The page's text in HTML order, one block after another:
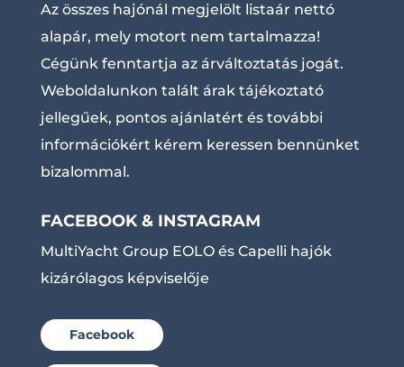
Az összes hajónál megjelölt listaár nettó
alapár, mely motort nem tartalmazza!
Cégünk fenntartja az árváltoztatás jogát.
Weboldalunkon talált árak tájékoztató
jellegűek, pontos ajánlatért és további
információkért kérem keressen bennünket
bizalommal.
FACEBOOK & INSTAGRAM
MultiYacht Group EOLO és Capelli hajók
kizárólagos képviselője
Facebook